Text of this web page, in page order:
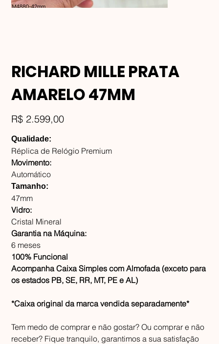
RICHARD MILLE PRATA
AMARELO 47MM
Preço
R$ 2.599,00
Qualidade:
Réplica de Relógio Premium
Movimento:
Automático
Tamanho:
47mm
Vidro:
Cristal Mineral
Garantia na Máquina:
6 meses
100% Funcional
Acompanha Caixa Simples com Almofada (exceto para
os estados PB, SE, RR, MT, PE e AL)
*Caixa original da marca vendida separadamente*
Tem medo de comprar e não gostar? Ou comprar e não
receber? Fique tranquilo, garantimos a sua satisfação